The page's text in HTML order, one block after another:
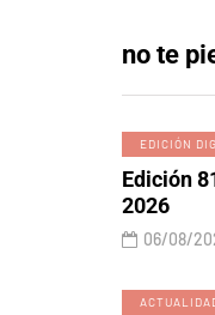
no te
EDICIÓN
Edición
2026
06/08/